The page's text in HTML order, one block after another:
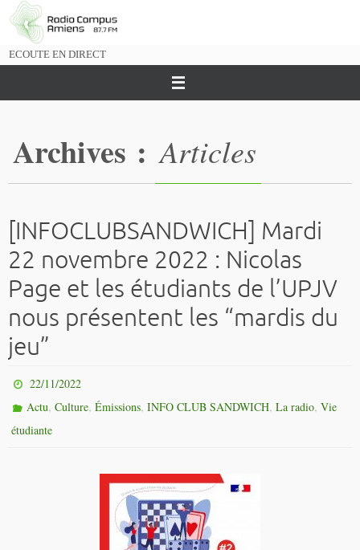
Passer
vers
ECOUTE EN DIRECT
Archives : Articles
[INFOCLUBSANDWICH] Mardi
22 novembre 2022 : Nicolas
Page et les étudiants de l’UPJV
nous présentent les “mardis du
jeu”
22/11/2022
Actu,Culture,Émissions,INFO CLUB SANDWICH,La radio,Vie
étudiante